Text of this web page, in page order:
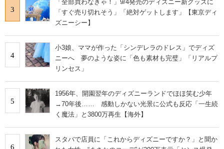
3
「全部買わなきゃ！」9/4発売のディズニー新グッズに
「すぐ売り切れそう」「絶対ゲットします」【東京ディ
ズニーシー】
4
小3娘、ママが作った「シンデレラのドレス」でディズ
ニーへ 夢のような姿に「色も素材も完璧」「リアルプ
リンセス」
5
1956年、開園翌年のディズニーランドでほほ笑む少年
→70年後…… 感動しかない光景に公式も反応「一生続
く魔法」と3800万再生【海外】
6
スタバで店員に「これからディズニーですか？」と聞か